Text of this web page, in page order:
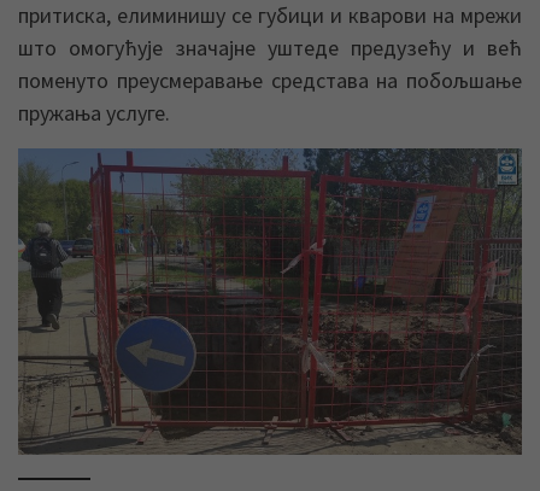
притиска, елиминишу се губици и кварови на мрежи
што омогућује значајне уштеде предузећу и већ
поменуто преусмеравање средстава на побољшање
пружања услуге.